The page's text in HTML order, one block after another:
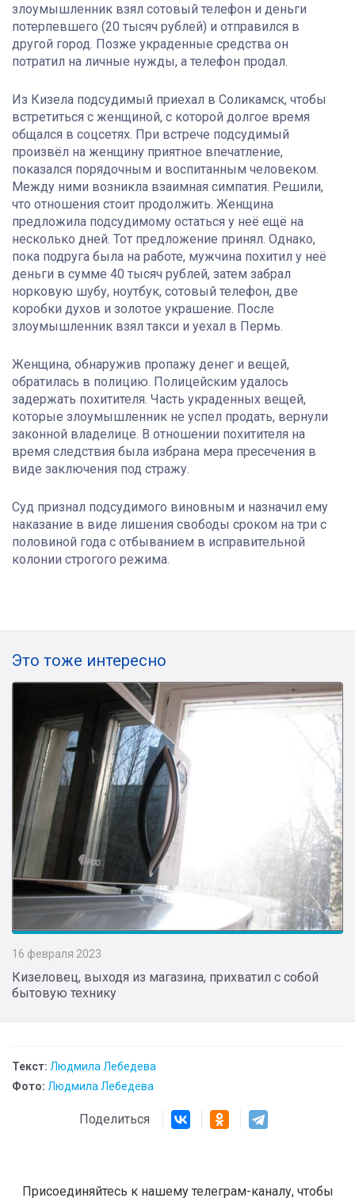
злоумышленник взял сотовый телефон и деньги
потерпевшего (20 тысяч рублей) и отправился в
другой город. Позже украденные средства он
потратил на личные нужды, а телефон продал.
Из Кизела подсудимый приехал в Соликамск, чтобы
встретиться с женщиной, с которой долгое время
общался в соцсетях. При встрече подсудимый
произвёл на женщину приятное впечатление,
показался порядочным и воспитанным человеком.
Между ними возникла взаимная симпатия. Решили,
что отношения стоит продолжить. Женщина
предложила подсудимому остаться у неё ещё на
несколько дней. Тот предложение принял. Однако,
пока подруга была на работе, мужчина похитил у неё
деньги в сумме 40 тысяч рублей, затем забрал
норковую шубу, ноутбук, сотовый телефон, две
коробки духов и золотое украшение. После
злоумышленник взял такси и уехал в Пермь.
Женщина, обнаружив пропажу денег и вещей,
обратилась в полицию. Полицейским удалось
задержать похитителя. Часть украденных вещей,
которые злоумышленник не успел продать, вернули
законной владелице. В отношении похитителя на
время следствия была избрана мера пресечения в
виде заключения под стражу.
Суд признал подсудимого виновным и назначил ему
наказание в виде лишения свободы сроком на три с
половиной года с отбыванием в исправительной
колонии строгого режима.
Это тоже интересно
16 февраля 2023
Кизеловец, выходя из магазина, прихватил с собой
бытовую технику
Текст: Людмила Лебедева
Фото: Людмила Лебедева
Поделиться
Присоединяйтесь к нашему телеграм-каналу, чтобы